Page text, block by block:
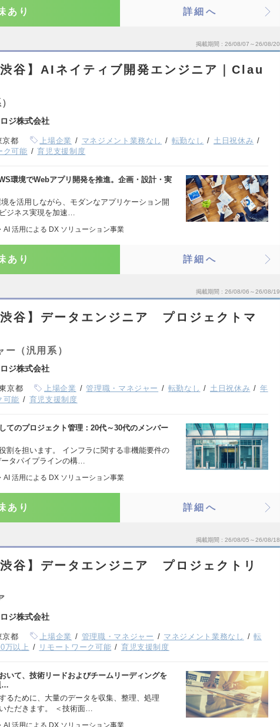
あり 詳細へ
掲載期間 26/08/07～26/08/20
渋谷】AIネイティブ開発エンジニア｜Clau
ジ株式会社
京都 上場企業 マネジメント業務なし 転勤なし
土日祝休み
ク可能 育児支援制度
環境でWebアプリ開発を推進。企画・設計・実
を活用しながら、モダンなアプリケーション開
ジネス実現を加速…
AI 活用による DX ソリューション事業
あり 詳細へ
掲載期間 26/08/06～26/08/19
渋谷】データエンジニア プロジェクトマ
（汎用系）
ジ株式会社
京都 上場企業 管理職・マネジャー 転勤なし 土日祝休み
年
可能 育児支援制度
てのプロジェクト管理：20代～30代のメンバー
割を担います。 インフラに関する非機能要件の
タパイプラインの構…
AI 活用による DX ソリューション事業
あり 詳細へ
掲載期間 26/08/05～26/08/18
渋谷】データエンジニア プロジェクトリ
ジ株式会社
京都 上場企業 管理職・マネジャー マネジメント業務なし
転
万以上 リモートワーク可能 育児支援制度
いて、技術リードおよびチームリーディングを
…
るために、大量のデータを収集、整理、処理
ただきます。 ＜技術面…